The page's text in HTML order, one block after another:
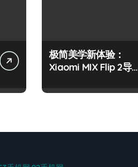
极简美学新体验：
Xiaomi MIX Flip 2导购